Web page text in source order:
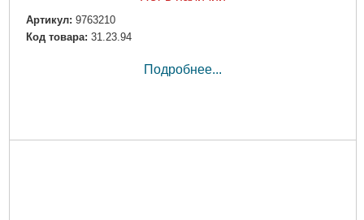
Артикул: 9763210
Код товара: 31.23.94
Подробнее...